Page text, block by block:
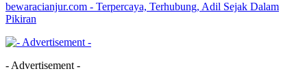
bewaracianjur.com - Terpercaya, Terhubung, Adil Sejak Dalam
Pikiran
- Advertisement -